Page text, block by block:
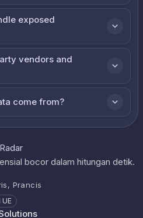
exposed
vendors and
come from?
bocor dalam hitungan detik.
Prancis